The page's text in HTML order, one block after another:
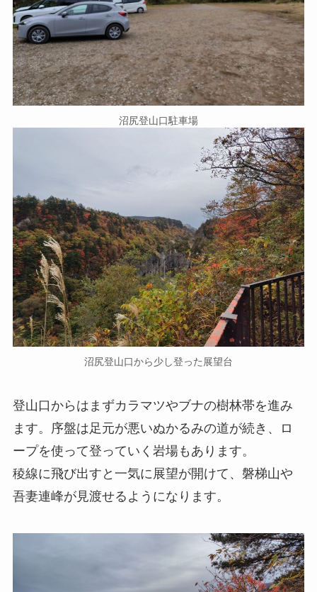
沼尻登山口駐車場
沼尻登山口から少し登った展望台
登山口からはまずカラマツやブナの樹林帯を進み
ます。序盤は足元が悪いぬかるみの道が続き、ロ
ープを使って登っていく岩場もあります。
稜線に飛び出すと一気に展望が開けて、磐梯山や
吾妻連峰が見渡せるようになります。